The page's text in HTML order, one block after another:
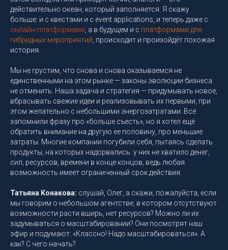
действительно океан, который заполняется. Я скажу
больше: и с квестами и с event applications, и теперь даже с
онлайн-платформами , а в будущем и с платформами для
гибридных мероприятий , происходит и произойдёт похожая
история.
Мы не грустим, что снова и снова оказываемся не
единственными на этом рынке — законы эволюции бизнеса
не отменить. Наша задача и стратегия — придумывать новое,
вбрасывать свежие идеи и реализовывать их первыми, при
этом желательно с небольшими энергозатратами. Все
запомнили фразу про «больше съесть», но я хотел ещё
обратить внимание на другую ее половину, про меньшие
затраты. Многие компании погубили себя, пытаясь сделать
продукты, на которых надорвались: у них не хватило денег,
сил, ресурсов, времени в конце концов, ведь любая
возможность имеет ограниченный срок действия.
Татьяна Конакова: слушай, Олег, а скажи, пожалуйста, если
мы говорим о небольшом агентстве, в котором отсутствуют
возможности расти вширь, нет ресурсов? Можно ли их
задумываться о масштабировании? Они посмотрят наш
эфир и подумают: «Классно! Надо масштабироваться». А
как? С чего начать?